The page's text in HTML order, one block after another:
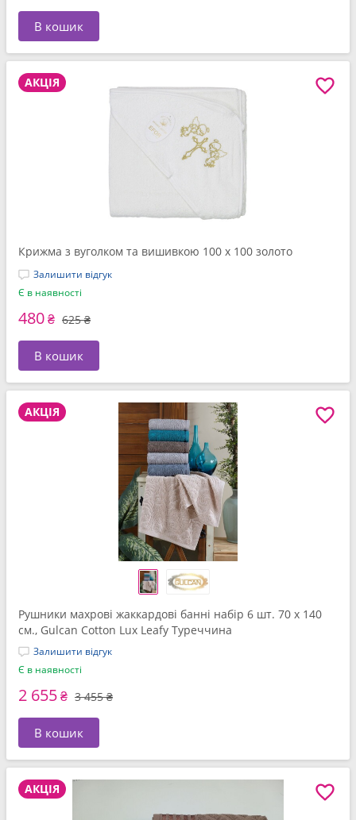
В кошик
АКЦІЯ
Крижма з вуголком та вишивкою 100 x 100 золото
Залишити відгук
Є в наявності
480₴ 625 ₴
В кошик
АКЦІЯ
Рушники махрові жаккардові банні набір 6 шт. 70 x 140
см., Gulcan Cotton Lux Leafy Туреччина
Залишити відгук
Є в наявності
2 655₴ 3 455 ₴
В кошик
АКЦІЯ